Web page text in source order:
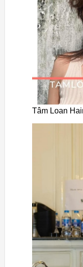
Tâm Loan